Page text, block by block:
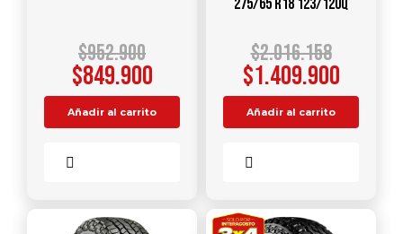
$952.900
$849.900
Añadir al carrito
275/65 R18 123/120Q
$2.016.158
$1.409.900
Añadir al carrito